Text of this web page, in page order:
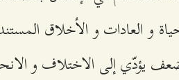
و العادات و الأخلاق
يؤدّي إلى الاختلاف و